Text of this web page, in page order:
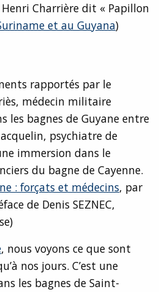
Charrière dit « Papillon
et au Guyana)
rapportés par le
médecin militaire
les bagnes de Guyane entre
psychiatre de
immersion dans le
du bagne de Cayenne.
: forçats et médecins, par
de Denis SEZNEC,
, nous voyons ce que sont
nos jours. C’est une
les bagnes de Saint-